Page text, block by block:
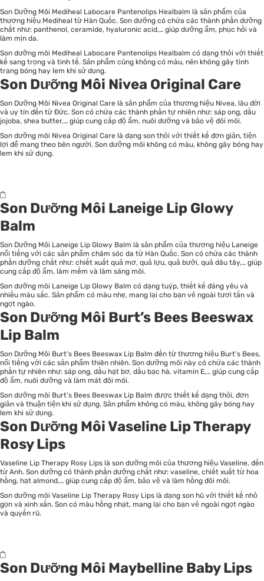
Son Dưỡng Môi Mediheal Labocare Pantenolips Healbalm là sản phẩm của
thương hiệu Mediheal từ Hàn Quốc. Son dưỡng có chứa các thành phần dưỡng
chất như: panthenol, ceramide, hyaluronic acid,… giúp dưỡng ẩm, phục hồi và
làm mịn da.
Son dưỡng môi Mediheal Labocare Pantenolips Healbalm có dạng thỏi với thiết
kế sang trọng và tinh tế. Sản phẩm cũng không có màu, nên không gây tình
trạng bóng hay lem khi sử dụng.
Son Dưỡng Môi Nivea Original Care
Son Dưỡng Môi Nivea Original Care là sản phẩm của thương hiệu Nivea, lâu đời
và uy tín đến từ Đức. Son có chứa các thành phần tự nhiên như: sáp ong, dầu
jojoba, shea butter,… giúp cung cấp độ ẩm, nuôi dưỡng và bảo vệ đôi môi.
Son dưỡng môi Nivea Original Care là dạng son thỏi với thiết kế đơn giản, tiện
lợi để mang theo bên người. Son dưỡng môi không có màu, không gây bóng hay
lem khi sử dụng.
Son Dưỡng Môi Laneige Lip Glowy
Balm
Son Dưỡng Môi Laneige Lip Glowy Balm là sản phẩm của thương hiệu Laneige
nổi tiếng với các sản phẩm chăm sóc da từ Hàn Quốc. Son có chứa các thành
phần dưỡng chất như: chiết xuất quả mơ, quả lựu, quả bưởi, quả dâu tây,… giúp
cung cấp độ ẩm, làm mềm và làm sáng môi.
Son dưỡng môi Laneige Lip Glowy Balm có dạng tuýp, thiết kế đáng yêu và
nhiều màu sắc. Sản phẩm có màu nhẹ, mang lại cho bạn vẻ ngoài tươi tắn và
ngọt ngào.
Son Dưỡng Môi Burt’s Bees Beeswax
Lip Balm
Son Dưỡng Môi Burt’s Bees Beeswax Lip Balm đến từ thương hiệu Burt’s Bees,
nổi tiếng với các sản phẩm thiên nhiên. Son dưỡng môi này có chứa các thành
phần tự nhiên như: sáp ong, dầu hạt bơ, dầu bạc hà, vitamin E,… giúp cung cấp
độ ẩm, nuôi dưỡng và làm mát đôi môi.
Son dưỡng môi Burt’s Bees Beeswax Lip Balm được thiết kế dạng thỏi, đơn
giản và thuận tiện khi sử dụng. Sản phẩm không có màu, không gây bóng hay
lem khi sử dụng.
Son Dưỡng Môi Vaseline Lip Therapy
Rosy Lips
Vaseline Lip Therapy Rosy Lips là son dưỡng môi của thương hiệu Vaseline, đến
từ Anh. Son dưỡng có thành phần dưỡng chất như: vaseline, chiết xuất từ hoa
hồng, hạt almond,… giúp cung cấp độ ẩm, bảo vệ và làm hồng đôi môi.
Son dưỡng môi Vaseline Lip Therapy Rosy Lips là dạng son hũ với thiết kế nhỏ
gọn và xinh xắn. Son có màu hồng nhạt, mang lại cho bạn vẻ ngoài ngọt ngào
và quyến rũ.
Son Dưỡng Môi Maybelline Baby Lips